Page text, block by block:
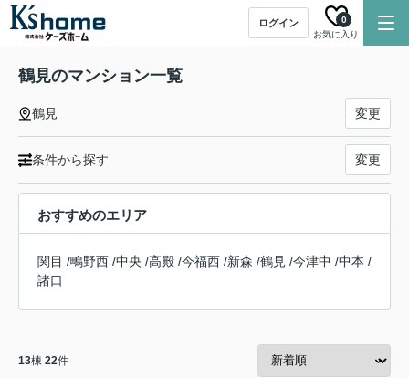
ログイン
お気に入り
0
鶴見のマンション一覧
鶴見 変更
条件から探す 変更
おすすめのエリア
関目 /鴫野西 /中央 /高殿 /今福西 /新森 /鶴見 /今津中 /中本 /
諸口
13棟 22件